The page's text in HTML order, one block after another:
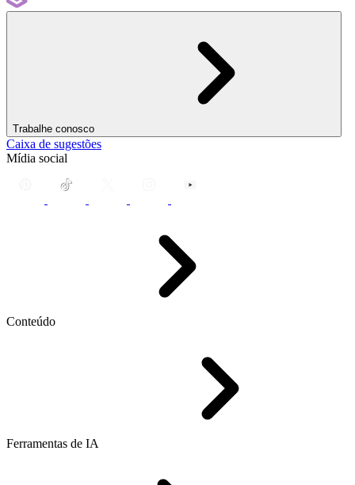
Trabalhe conosco
Caixa de sugestões
Mídia social
Conteúdo
Ferramentas de IA